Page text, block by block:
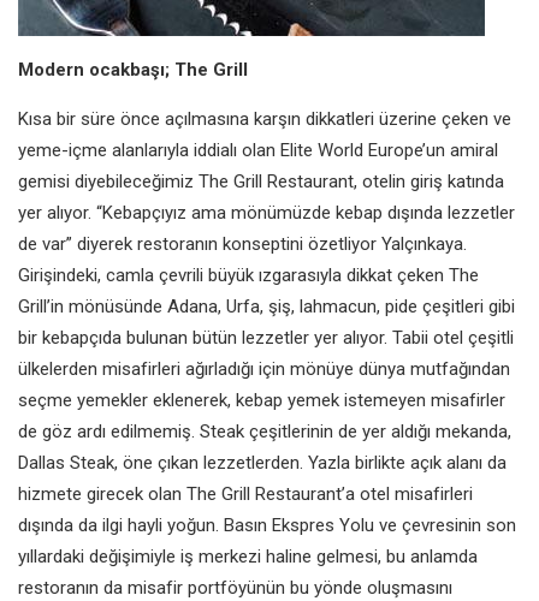
Modern ocakbaşı; The Grill
Kısa bir süre önce açılmasına karşın dikkatleri üzerine çeken ve
yeme-içme alanlarıyla iddialı olan Elite World Europe’un amiral
gemisi diyebileceğimiz The Grill Restaurant, otelin giriş katında
yer alıyor. “Kebapçıyız ama mönümüzde kebap dışında lezzetler
de var” diyerek restoranın konseptini özetliyor Yalçınkaya.
Girişindeki, camla çevrili büyük ızgarasıyla dikkat çeken The
Grill’in mönüsünde Adana, Urfa, şiş, lahmacun, pide çeşitleri gibi
bir kebapçıda bulunan bütün lezzetler yer alıyor. Tabii otel çeşitli
ülkelerden misafirleri ağırladığı için mönüye dünya mutfağından
seçme yemekler eklenerek, kebap yemek istemeyen misafirler
de göz ardı edilmemiş. Steak çeşitlerinin de yer aldığı mekanda,
Dallas Steak, öne çıkan lezzetlerden. Yazla birlikte açık alanı da
hizmete girecek olan The Grill Restaurant’a otel misafirleri
dışında da ilgi hayli yoğun. Basın Ekspres Yolu ve çevresinin son
yıllardaki değişimiyle iş merkezi haline gelmesi, bu anlamda
restoranın da misafir portföyünün bu yönde oluşmasını